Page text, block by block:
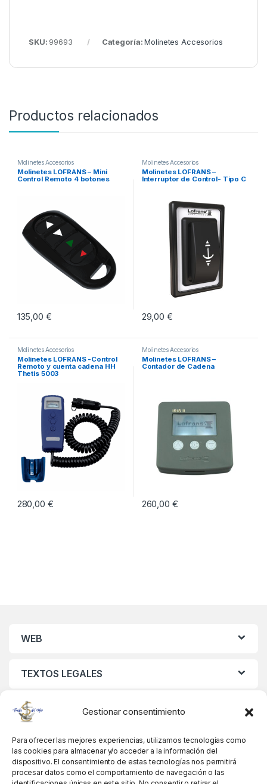
Gestionar consentimiento
Para ofrecer las mejores experiencias, utilizamos tecnologías como
las cookies para almacenar y/o acceder a la información del
dispositivo. El consentimiento de estas tecnologías nos permitirá
procesar datos como el comportamiento de navegación o las
SKU: 99693 Categoría:Molinetes Accesorios
Productos relacionados
Molinetes Accesorios
Molinetes LOFRANS – Mini
Control Remoto 4 botones
135,00 €
Molinetes Accesorios
Molinetes LOFRANS –
Interruptor de Control- Tipo C
29,00 €
Molinetes Accesorios
Molinetes LOFRANS -Control
Remoto y cuenta cadena HH
Thetis 5003
280,00 €
Molinetes Accesorios
Molinetes LOFRANS –
Contador de Cadena
260,00 €
WEB
TEXTOS LEGALES
MIS DATOS